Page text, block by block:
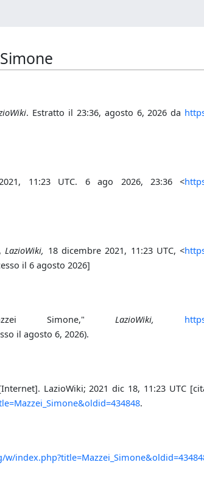
. Estratto il 23:36, agosto 6, 2026 da
11:23 UTC. 6 ago 2026, 23:36 <
LazioWiki, 18 dicembre 2021, 11:23 UTC, <
il 6 agosto 2026]
Simone,"LazioWiki,
il agosto 6, 2026).
LazioWiki; 2021 dic 18, 11:23 UTC
.